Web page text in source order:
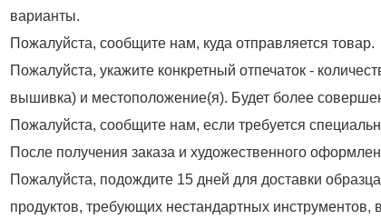
варианты.
Пожалуйста, сообщите нам, куда отправляется товар.
Пожалуйста, укажите конкретный отпечаток -
вышивка) и местоположение(я). Будет более
Пожалуйста, сообщите нам, если требуется
После получения заказа и художественного
Пожалуйста, подождите 15 дней для доставки
продуктов, требующих нестандартных инструментов,